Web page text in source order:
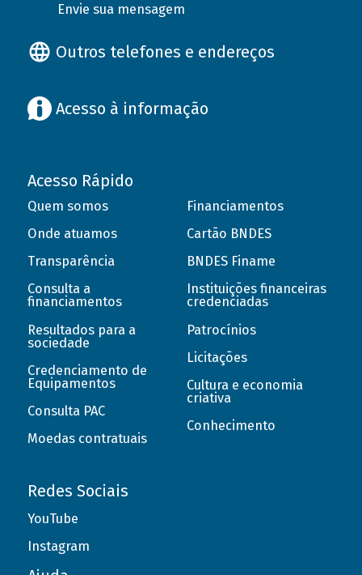
Envie sua mensagem
Outros telefones e endereços
Acesso à informação
Acesso Rápido
Quem somos
Onde atuamos
Transparência
Consulta a
financiamentos
Resultados para a
sociedade
Credenciamento de
Equipamentos
Consulta PAC
Moedas contratuais
Financiamentos
Cartão BNDES
BNDES Finame
Instituições financeiras
credenciadas
Patrocínios
Licitações
Cultura e economia
criativa
Conhecimento
Redes Sociais
YouTube
Instagram